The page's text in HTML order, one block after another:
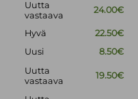
Uutta
vastaava
24.00€
Hyvä
22.50€
Uusi
8.50€
Uutta
vastaava
19.50€